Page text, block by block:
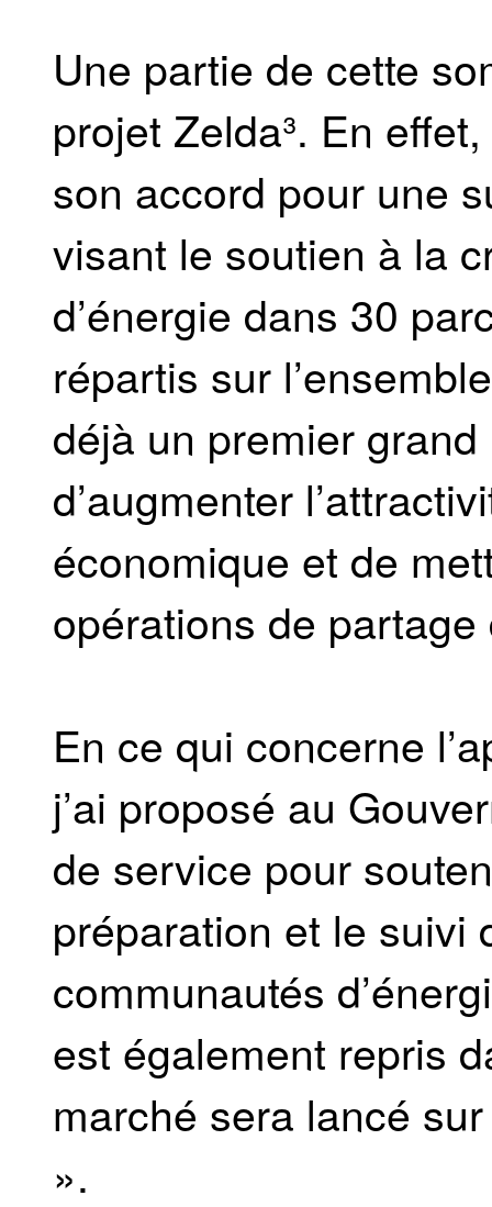
Une partie de cette
projet Zelda³. En
son accord pour une
visant le soutien à la
d’énergie dans 30
répartis sur
déjà un premier
d’augmenter
économique et de
opérations de partage
En ce qui concerne
j’ai proposé au
de service pour
préparation et le suivi
communautés
est également repris
marché sera lancé
».